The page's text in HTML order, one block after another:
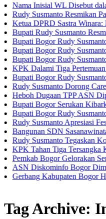
WL Disebut dalam
Resmikan Pasar
Sastra Winara: Pasar
Susmanto Resmikan
Rudy Susmanto
Rudy Susmanto
Rudy Susmanto
Tiga Pertemuan Raja
Rudy Susmanto
Dorong Career
Dugaan TPP ASN Dipangkas
Serukan Kibarkan Merah
Rudy Susmanto:
Apresiasi Festival
SDN Sasanawinata
Tegaskan Komitmen
Tiga Tersangka Korupsi
Bogor Gelorakan Semangat
Bogor Diminta Tertib
Kabupaten Bogor Harus
Tag Archive: